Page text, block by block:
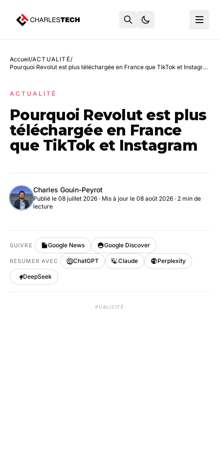
Accueil/ACTUALITÉ/
Pourquoi Revolut est plus téléchargée en France que TikTok et Instagram
ACTUALITÉ
Pourquoi Revolut est plus
téléchargée en France
que TikTok et Instagram
Charles Gouin-Peyrot
Publié le 08 juillet 2026 · Mis à jour le 08 août 2026 · 2 min de
lecture
SUIVRE Google News Google Discover
RÉSUMER AVEC ChatGPT Claude Perplexity
DeepSeek
PUBLICITÉ